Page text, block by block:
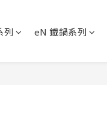
列 eN 鐵鍋系列